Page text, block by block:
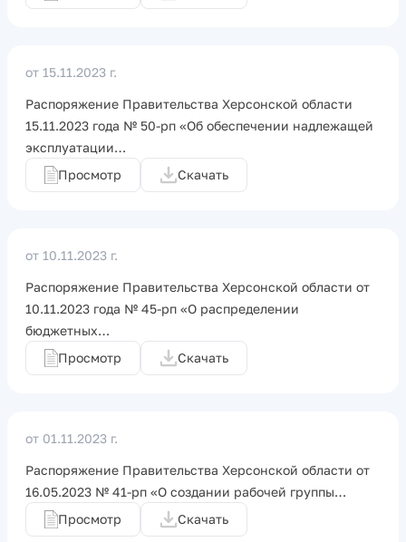
от 15.11.2023 г.
Распоряжение Правительства Херсонской области
15.11.2023 года № 50-рп «Об обеспечении надлежащей
эксплуатации…
Просмотр
Скачать
от 10.11.2023 г.
Распоряжение Правительства Херсонской области от
10.11.2023 года № 45-рп «О распределении
бюджетных…
Просмотр
Скачать
от 01.11.2023 г.
Распоряжение Правительства Херсонской области от
16.05.2023 № 41-рп «О создании рабочей группы…
Просмотр
Скачать